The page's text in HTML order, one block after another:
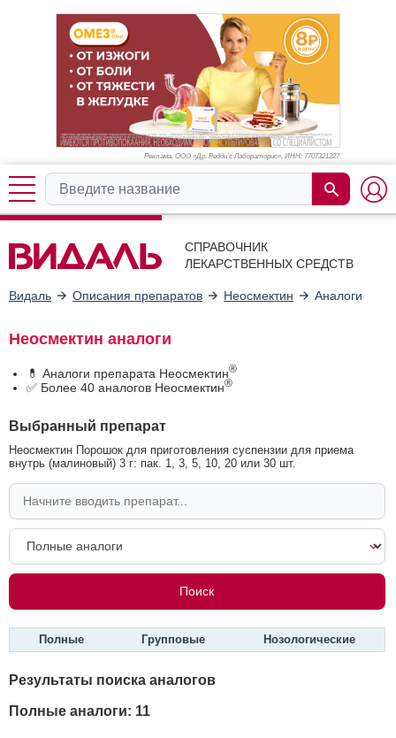
Реклама. ООО «Др. Редди’с Лабораторис», ИНН: 7707321227
СПРАВОЧНИК
ЛЕКАРСТВЕННЫХ СРЕДСТВ
Видаль Описания препаратов Неосмектин Аналоги
Неосмектин аналоги
💊 Аналоги препарата Неосмектин®
✅ Более 40 аналогов Неосмектин®
Выбранный препарат
Неосмектин Порошок для приготовления суспензии для приема
внутрь (малиновый) 3 г: пак. 1, 3, 5, 10, 20 или 30 шт.
Полные Групповые Нозологические
Результаты поиска аналогов
Полные аналоги: 11